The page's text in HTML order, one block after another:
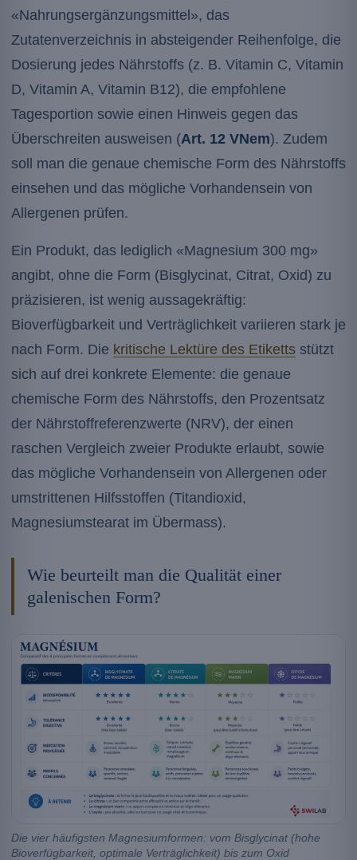
«Nahrungsergänzungsmittel», das
Zutatenverzeichnis in absteigender Reihenfolge, die
Dosierung jedes Nährstoffs (z. B. Vitamin C, Vitamin
D, Vitamin A, Vitamin B12), die empfohlene
Tagesportion sowie einen Hinweis gegen das
Überschreiten ausweisen (Art. 12 VNem). Zudem
soll man die genaue chemische Form des Nährstoffs
einsehen und das mögliche Vorhandensein von
Allergenen prüfen.
Ein Produkt, das lediglich «Magnesium 300 mg»
angibt, ohne die Form (Bisglycinat, Citrat, Oxid) zu
präzisieren, ist wenig aussagekräftig:
Bioverfügbarkeit und Verträglichkeit variieren stark je
nach Form. Die kritische Lektüre des Etiketts stützt
sich auf drei konkrete Elemente: die genaue
chemische Form des Nährstoffs, den Prozentsatz
der Nährstoffreferenzwerte (NRV), der einen
raschen Vergleich zweier Produkte erlaubt, sowie
das mögliche Vorhandensein von Allergenen oder
umstrittenen Hilfsstoffen (Titandioxid,
Magnesiumstearat im Übermass).
Wie beurteilt man die Qualität einer
galenischen Form?
Die vier häufigsten Magnesiumformen: vom Bisglycinat (hohe
Bioverfügbarkeit, optimale Verträglichkeit) bis zum Oxid